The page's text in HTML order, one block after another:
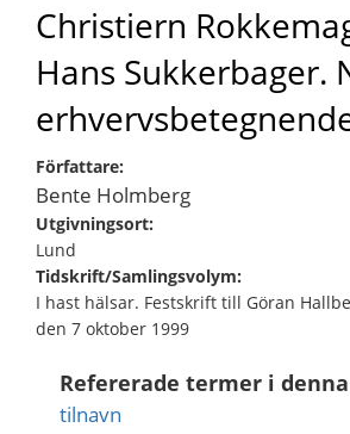
Christiern
Hans Sukkerbager.
Författare:
Bente Holmberg
Utgivningsort:
Lund
Tidskrift/Samlingsvolym:
I hast hälsar. Festskrift till Göran
den 7 oktober 1999
Refererade termer i
tilnavn